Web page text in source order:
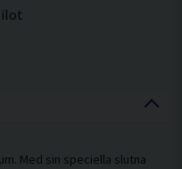
Med sin speciella slutna